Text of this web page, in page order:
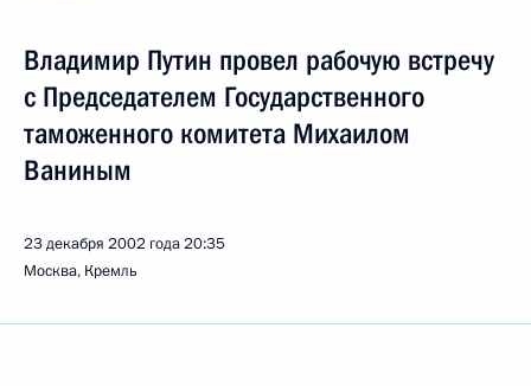
Владимир Путин провел рабочую встречу
с Председателем Государственного
таможенного комитета Михаилом
Ваниным
23 декабря 2002 года20:35
Москва, Кремль